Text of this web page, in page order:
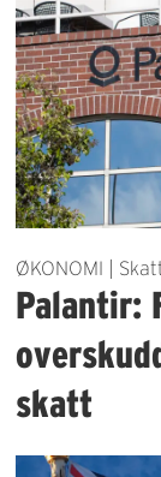
ØKONOMI |
Palantir:
skatt